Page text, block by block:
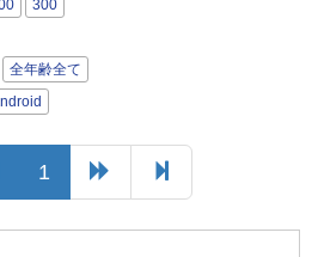
300
全年齢全て
1